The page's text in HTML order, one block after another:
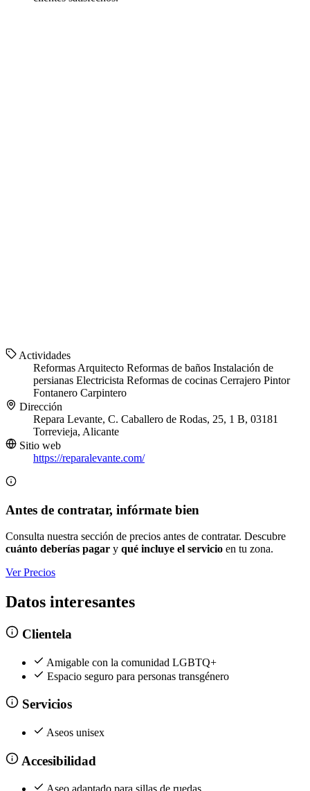
Actividades
Reformas Arquitecto Reformas de baños Instalación de
persianas Electricista Reformas de cocinas Cerrajero Pintor
Fontanero Carpintero
Dirección
Repara Levante, C. Caballero de Rodas, 25, 1 B, 03181
Torrevieja, Alicante
Sitio web
https://reparalevante.com/
Antes de contratar, infórmate bien
Consulta nuestra sección de precios antes de contratar. Descubre
cuánto deberías pagar y qué incluye el servicio en tu zona.
Ver Precios
Datos interesantes
Clientela
Amigable con la comunidad LGBTQ+
Espacio seguro para personas transgénero
Servicios
Aseos unisex
Accesibilidad
Aseo adaptado para sillas de ruedas